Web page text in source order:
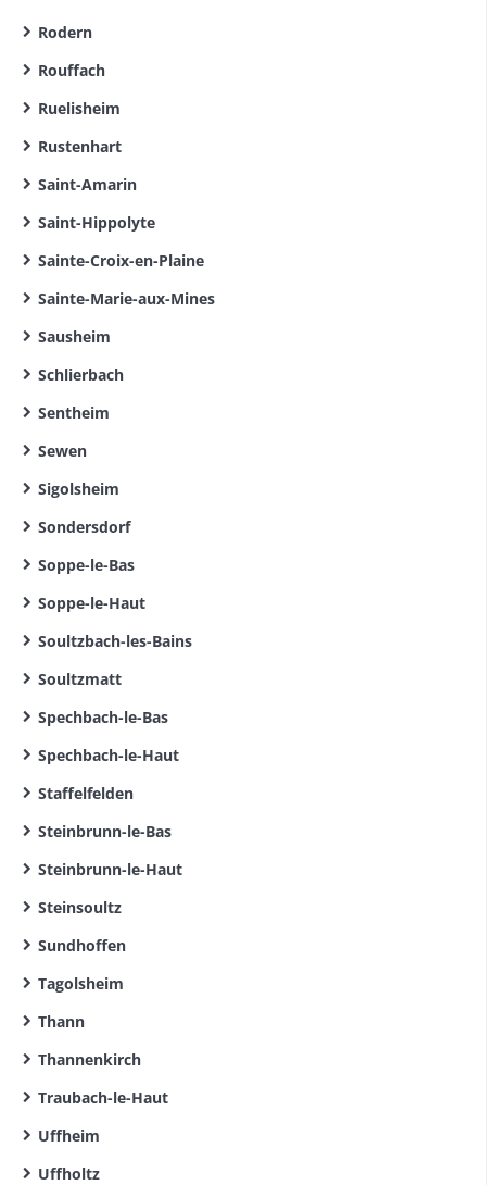
Rodern
Rouffach
Ruelisheim
Rustenhart
Saint-Amarin
Saint-Hippolyte
Sainte-Croix-en-Plaine
Sainte-Marie-aux-Mines
Sausheim
Schlierbach
Sentheim
Sewen
Sigolsheim
Sondersdorf
Soppe-le-Bas
Soppe-le-Haut
Soultzbach-les-Bains
Soultzmatt
Spechbach-le-Bas
Spechbach-le-Haut
Staffelfelden
Steinbrunn-le-Bas
Steinbrunn-le-Haut
Steinsoultz
Sundhoffen
Tagolsheim
Thann
Thannenkirch
Traubach-le-Haut
Uffheim
Uffholtz